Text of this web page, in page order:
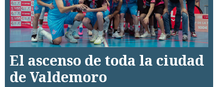
El ascenso de toda la ciudad
de Valdemoro